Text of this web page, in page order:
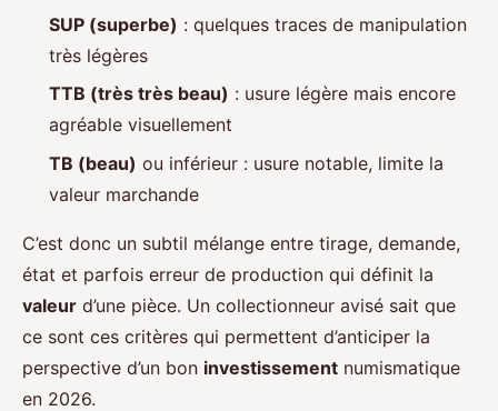
SUP (superbe) : quelques traces de manipulation
très légères
TTB (très très beau) : usure légère mais encore
agréable visuellement
TB (beau) ou inférieur : usure notable, limite la
valeur marchande
C’est donc un subtil mélange entre tirage, demande,
état et parfois erreur de production qui définit la
valeur d’une pièce. Un collectionneur avisé sait que
ce sont ces critères qui permettent d’anticiper la
perspective d’un bon investissement numismatique
en 2026.